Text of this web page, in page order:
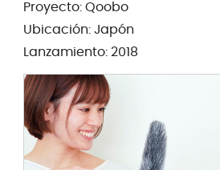
Proyecto: Qoobo
Ubicación: Japón
Lanzamiento: 2018